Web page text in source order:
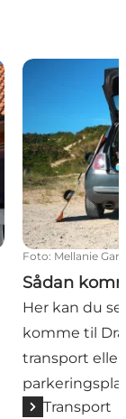
Sådan
Foto: Mellanie
Sådan
Her kan du
komme til
transport eller
Transport